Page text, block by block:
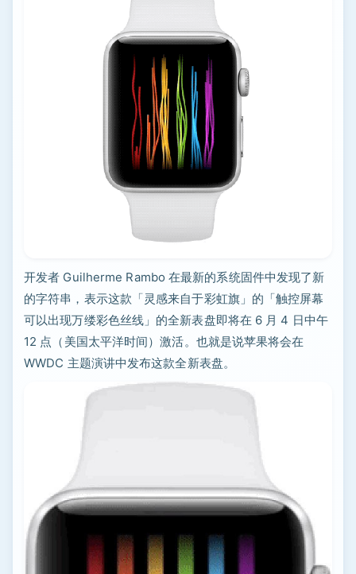
开发者 Guilherme Rambo 在最新的系统固件中发现了新
的字符串，表示这款「灵感来自于彩虹旗」的「触控屏幕
可以出现万缕彩色丝线」的全新表盘即将在 6 月 4 日中午
12 点（美国太平洋时间）激活。也就是说苹果将会在
WWDC 主题演讲中发布这款全新表盘。